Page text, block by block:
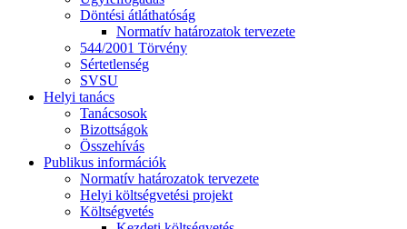
Döntési átláthatóság
Normatív határozatok tervezete
544/2001 Törvény
Sértetlenség
SVSU
Helyi tanács
Tanácsosok
Bizottságok
Összehívás
Publikus információk
Normatív határozatok tervezete
Helyi költségvetési projekt
Költségvetés